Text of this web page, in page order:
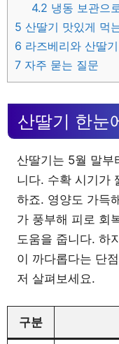
4.2 냉동 보관으
5 산딸기 맛있게 먹
6 라즈베리와 산딸
7 자주 묻는 질문
산딸기 한눈
산딸기는 5월 말부
니다. 수확 시기가
하죠. 영양도 가득
가 풍부해 피로 회
도움을 줍니다. 하
이 까다롭다는 단
저 살펴보세요.
구분